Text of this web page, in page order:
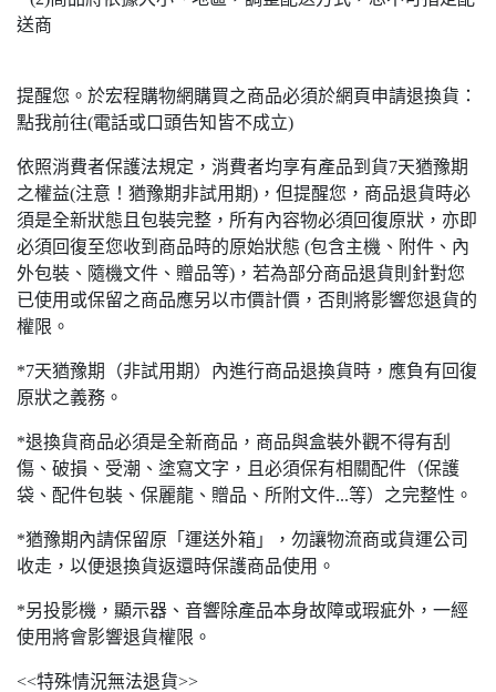
送商
提醒您。於宏程購物網購買之商品必須於網頁申請退換貨：
點我前往(電話或口頭告知皆不成立)
依照消費者保護法規定，消費者均享有產品到貨7天猶豫期
之權益(注意！猶豫期非試用期)，但提醒您，商品退貨時必
須是全新狀態且包裝完整，所有內容物必須回復原狀，亦即
必須回復至您收到商品時的原始狀態 (包含主機、附件、內
外包裝、隨機文件、贈品等)，若為部分商品退貨則針對您
已使用或保留之商品應另以市價計價，否則將影響您退貨的
權限。
*7天猶豫期（非試用期）內進行商品退換貨時，應負有回復
原狀之義務。
*退換貨商品必須是全新商品，商品與盒裝外觀不得有刮
傷、破損、受潮、塗寫文字，且必須保有相關配件（保護
袋、配件包裝、保麗龍、贈品、所附文件...等）之完整性。
*猶豫期內請保留原「運送外箱」，勿讓物流商或貨運公司
收走，以便退換貨返還時保護商品使用。
*另投影機，顯示器、音響除產品本身故障或瑕疵外，一經
使用將會影響退貨權限。
<<特殊情況無法退貨>>